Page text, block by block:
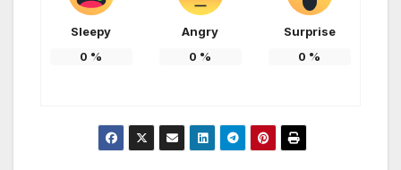
Sleepy
0 %
Angry
0 %
Surprise
0 %